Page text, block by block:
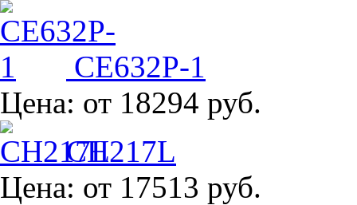
CE632P-1
Цена: от 18294 руб.
CH217L
Цена: от 17513 руб.